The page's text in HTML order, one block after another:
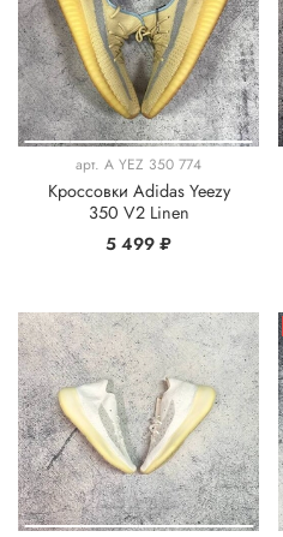
арт. A YEZ 350 774
Кроссовки Adidas Yeezy
350 V2 Linen
5 499 ₽